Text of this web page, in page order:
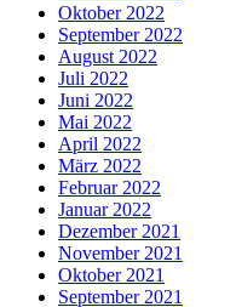
Oktober 2022
September 2022
August 2022
Juli 2022
Juni 2022
Mai 2022
April 2022
März 2022
Februar 2022
Januar 2022
Dezember 2021
November 2021
Oktober 2021
September 2021